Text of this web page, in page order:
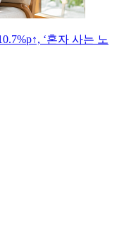
‘혼자 사는 노